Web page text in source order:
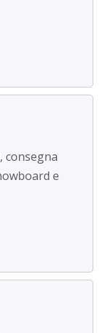
consegna
e